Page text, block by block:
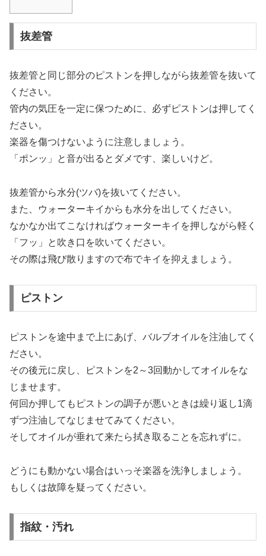
抜差管
抜差管と同じ部分のピストンを押しながら抜差管を抜いて
ください。
管内の気圧を一定に保つために、必ずピストンは押してく
ださい。
楽器を傷つけないように注意しましょう。
「ポンッ」と音が出るとダメです、楽しいけど。
抜差管から水分(ツバ)を抜いてください。
また、ウォーターキイからも水分を出してください。
なかなか出てこなければウォーターキイを押しながら軽く
「フッ」と吹き口を吹いてください。
その際は飛び散りますので布でキイを抑えましょう。
ピストン
ピストンを途中まで上にあげ、バルブオイルを注油してく
ださい。
その後元に戻し、ピストンを2～3回動かしてオイルをな
じませます。
何回か押してもピストンの調子が悪いときは繰り返し1滴
ずつ注油してなじませてみてください。
そしてオイルが垂れて来たら拭き取ることを忘れずに。
どうにも動かない場合はいっそ楽器を洗浄しましょう。
もしくは故障を疑ってください。
指紋・汚れ